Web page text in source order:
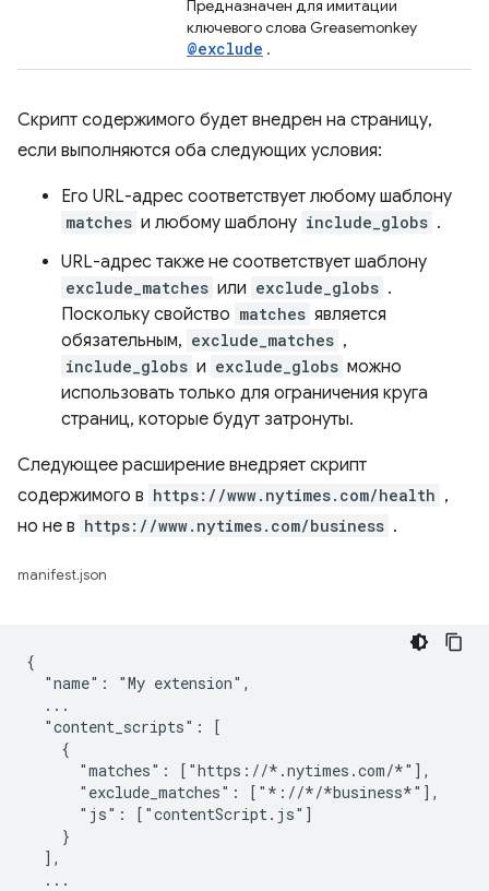
Предназначен для имитации
ключевого слова Greasemonkey
@exclude .
Скрипт содержимого будет внедрен на страницу,
если выполняются оба следующих условия:
Его URL-адрес соответствует любому шаблону
matches и любому шаблону include_globs .
URL-адрес также не соответствует шаблону
exclude_matches или exclude_globs .
Поскольку свойство matches является
обязательным, exclude_matches ,
include_globs и exclude_globs можно
использовать только для ограничения круга
страниц, которые будут затронуты.
Следующее расширение внедряет скрипт
содержимого в https://www.nytimes.com/health ,
но не в https://www.nytimes.com/business .
manifest.json
{
  "name": "My extension",
  ...
  "content_scripts": [
    {
      "matches": ["https://*.nytimes.com/*"],
      "exclude_matches": ["*://*/*business*"],
      "js": ["contentScript.js"]
    }
  ],
  ...